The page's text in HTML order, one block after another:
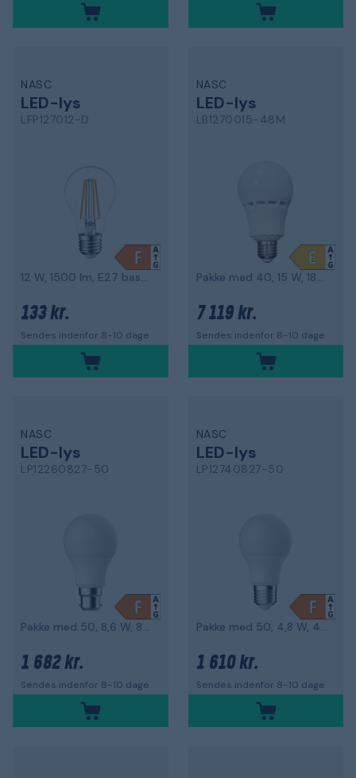
NASC
LED-lys
LFP127012-D
12 W, 1500 lm, E27 base, 2700 K
133 kr.
Sendes indenfor 8-10 dage
NASC
LED-lys
LB1270015-48M
Pakke med 40, 15 W, 1800 lm, B22-stik
7 119 kr.
Sendes indenfor 8-10 dage
NASC
LED-lys
LP12260827-50
Pakke med 50, 8,6 W, 810 lm, B22-stik
1 682 kr.
Sendes indenfor 8-10 dage
NASC
LED-lys
LP12740827-50
Pakke med 50, 4,8 W, 470 lm, E27-stik
1 610 kr.
Sendes indenfor 8-10 dage